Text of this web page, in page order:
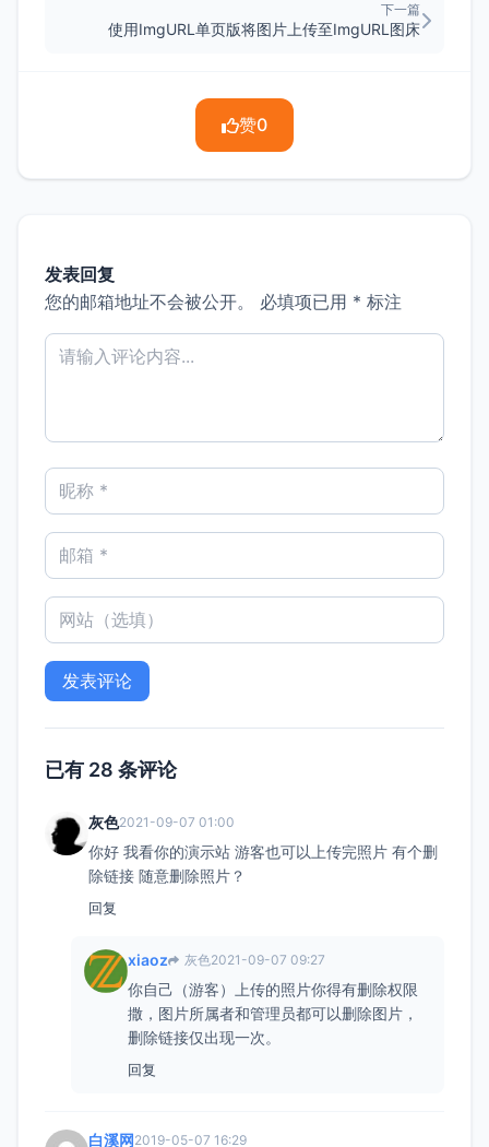
下一篇
使用ImgURL单页版将图片上传至ImgURL图床
赞0
发表回复
您的邮箱地址不会被公开。
必填项已用 * 标注
已有 28 条评论
灰色2021-09-07 01:00
你好 我看你的演示站 游客也可以上传完照片 有个删
除链接 随意删除照片？
回复
xiaoz 灰色2021-09-07 09:27
你自己（游客）上传的照片你得有删除权限
撒，图片所属者和管理员都可以删除图片，
删除链接仅出现一次。
回复
白溪网2019-05-07 16:29